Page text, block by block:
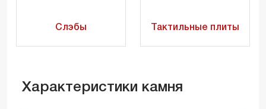
Слэбы Тактильные плиты
Характеристики камня